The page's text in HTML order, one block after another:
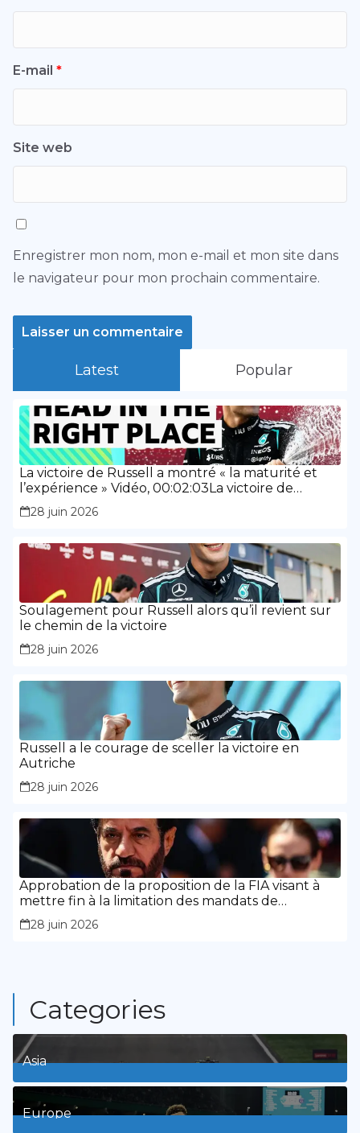
E-mail *
Site web
Enregistrer mon nom, mon e-mail et mon site dans
le navigateur pour mon prochain commentaire.
Latest Popular
La victoire de Russell a montré « la maturité et
l’expérience » Vidéo, 00:02:03La victoire de
Russell a montré « la maturité et l’expérience »
28 juin 2026
Soulagement pour Russell alors qu’il revient sur
le chemin de la victoire
28 juin 2026
Russell a le courage de sceller la victoire en
Autriche
28 juin 2026
Approbation de la proposition de la FIA visant à
mettre fin à la limitation des mandats de
présidence
28 juin 2026
Categories
Asia
1Posts
Europe